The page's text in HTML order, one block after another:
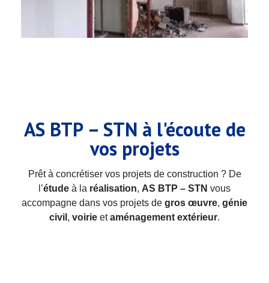
AS BTP – STN à l'écoute de
vos projets
Prêt à concrétiser vos projets de construction ? De
l’étude à la réalisation, AS BTP – STN vous
accompagne dans vos projets de gros œuvre, génie
civil , voirie etaménagement extérieur.